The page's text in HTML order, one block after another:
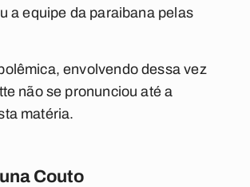
a equipe da paraibana pelas
envolvendo dessa vez
não se pronunciou até a
matéria.
Couto